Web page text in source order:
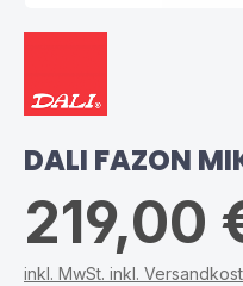
DALI FAZON
219,00
inkl. MwSt. inkl.